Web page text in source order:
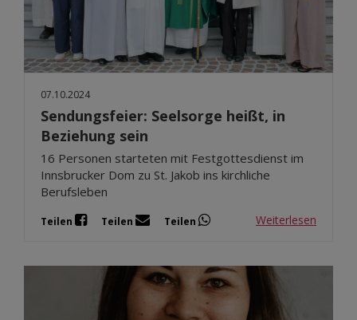
07.10.2024
Sendungsfeier: Seelsorge heißt, in
Beziehung sein
16 Personen starteten mit Festgottesdienst im
Innsbrucker Dom zu St. Jakob ins kirchliche
Berufsleben
Teilen Teilen Teilen Weiterlesen